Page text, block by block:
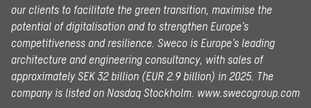
our clients to facilitate the green transition, maximise the
potential of digitalisation and to strengthen Europe’s
competitiveness and resilience. Sweco is Europe’s leading
architecture and engineering consultancy, with sales of
approximately SEK 32 billion (EUR 2.9 billion) in 2025. The
company is listed on Nasdaq Stockholm. www.swecogroup.com